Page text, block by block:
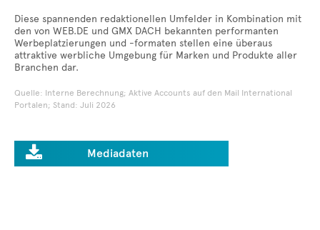
Diese spannenden redaktionellen Umfelder in Kombination mit
den von WEB.DE und GMX DACH bekannten performanten
Werbeplatzierungen und -formaten stellen eine überaus
attraktive werbliche Umgebung für Marken und Produkte aller
Branchen dar.
Quelle: Interne Berechnung; Aktive Accounts auf den Mail International
Portalen; Stand: Juli 2026
 Mediadaten